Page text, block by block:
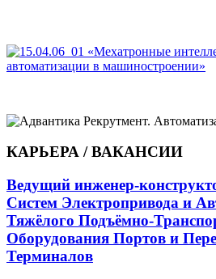
КАРЬЕРА / ВАКАНСИИ
Ведущий инженер-
Систем Электропривода и
Тяжёлого Подъёмно-
Оборудования Портов и
Терминалов